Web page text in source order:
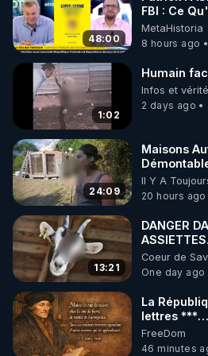
🌱 INSTAGRAM
https://www.instagram.com/
http://rgnr.li/instagram
🌱 LA NEWSLETTER
Pour ne pas rater l’actualité
http://rgnr.li/news
🌱 VIDÉOS NON CENSURÉES
Toutes les vidéos Youtube
http://rgnr.li/odysee
🌱 LES STAGES EN
http://rgnr.li/stages
48:00
FBI : Ce
Grave Sur
MetaHistoria
8 hours ago
1:02
Humain
Infos et vérité
2 days ago
24:09
Maisons
Visite éco
Bretagne
Il Y A
20 hours ago
13:21
DANGER
Coeur de
One day ago
La
lettres ***
https://
FreeDom
46 minutes